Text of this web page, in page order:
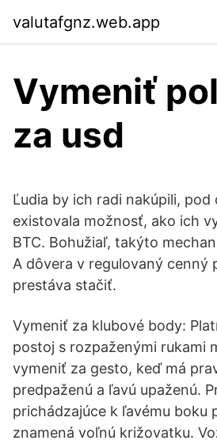
valutafgnz.web.app
Vymeniť
za usd
Ľudia by ich radi nakúpili, pod
existovala možnosť, ako ich
BTC. Bohužiaľ, takýto
A dôvera v regulovaný cenný
prestáva stačiť.
Vymeniť za klubové body:
postoj s rozpaženými rukami
vymeniť za gesto, keď má
predpaženú a ľavú upaženú.
prichádzajúce k ľavému boku
znamená voľnú križovatku.